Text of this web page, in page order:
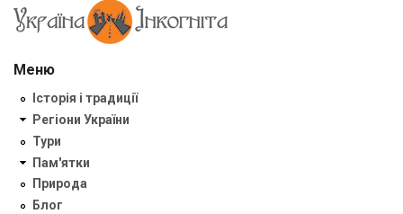
Меню
Історія і традиції
Регіони України
Тури
Пам'ятки
Природа
Блог